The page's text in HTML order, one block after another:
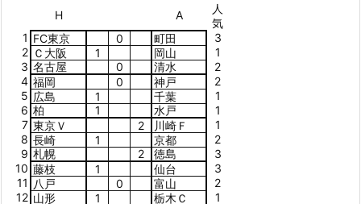
H A
人
気
1 FC東京 0 町田
3
2 Ｃ大阪 1 岡山
1
3 名古屋 0 清水
2
4 福岡 0 神戸
2
5 広島 1 千葉
1
6 柏 1 水戸
1
7 東京Ｖ 2 川崎Ｆ
1
8 長崎 1 京都
2
9 札幌 2 徳島
3
10 藤枝 1 仙台
3
11 八戸 0 富山
2
12 山形 1 栃木Ｃ 1